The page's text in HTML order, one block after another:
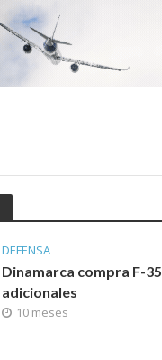
DEFENSA
Dinamarca compra F-35
adicionales
10 meses